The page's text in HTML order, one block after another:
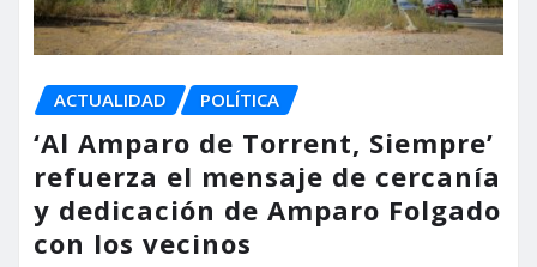
ACTUALIDAD POLÍTICA
‘Al Amparo de Torrent, Siempre’
refuerza el mensaje de cercanía
y dedicación de Amparo Folgado
con los vecinos